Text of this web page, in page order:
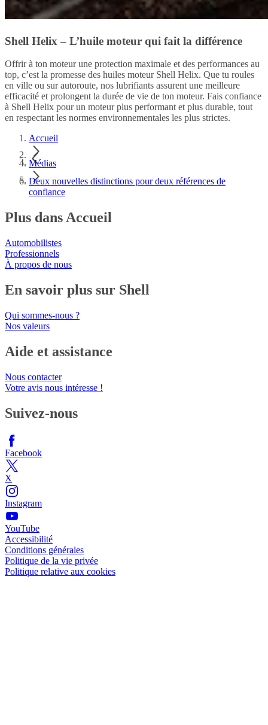
Shell Helix – L’huile moteur qui fait la différence
Offrir à ton moteur une protection maximale et des performances au
top, c’est la promesse des huiles moteur Shell Helix. Que tu roules
en ville ou sur autoroute, nos lubrifiants assurent une meilleure
efficacité et prolongent la durée de vie de ton moteur. Fais confiance
à Shell Helix pour un moteur plus performant et plus durable, tout
en respectant les normes environnementales les plus strictes.
Accueil
Médias
Deux nouvelles distinctions pour deux références de
confiance
Plus dans Accueil
Automobilistes
Professionnels
À propos de nous
En savoir plus sur Shell
Qui sommes-nous ?
Nos valeurs
Aide et assistance
Nous contacter
Votre avis nous intéresse !
Suivez-nous
Facebook
X
Instagram
YouTube
Accessibilité
Conditions générales
Politique de la vie privée
Politique relative aux cookies